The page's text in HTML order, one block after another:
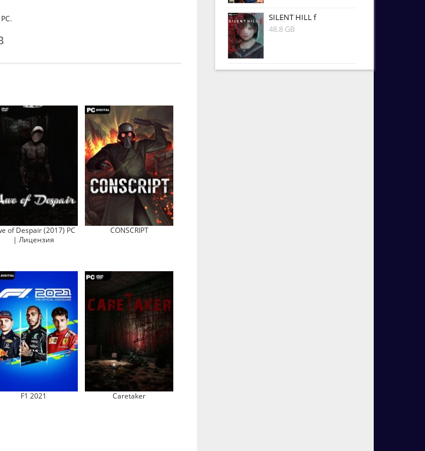
of Despair (2017) PC
| Лицензия
CONSCRIPT
F1 2021 Caretaker
SILENT HILL f
48.8 GB